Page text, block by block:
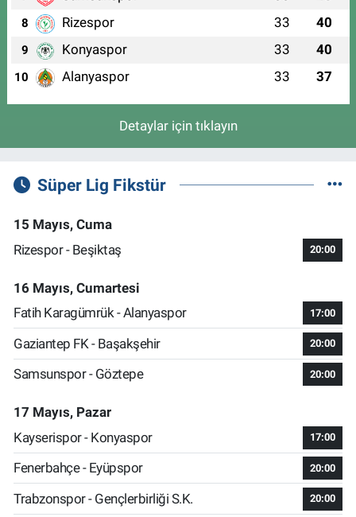
8 Rizespor 33 40
9 Konyaspor 33 40
10 Alanyaspor 33 37
Detaylar için tıklayın
Süper Lig Fikstür
15 Mayıs, Cuma
Rizespor - Beşiktaş
20:00
16 Mayıs, Cumartesi
Fatih Karagümrük - Alanyaspor
17:00
Gaziantep FK - Başakşehir 20:00
Samsunspor - Göztepe 20:00
17 Mayıs, Pazar
Kayserispor - Konyaspor
17:00
Fenerbahçe - Eyüpspor 20:00
Trabzonspor - Gençlerbirliği S.K. 20:00